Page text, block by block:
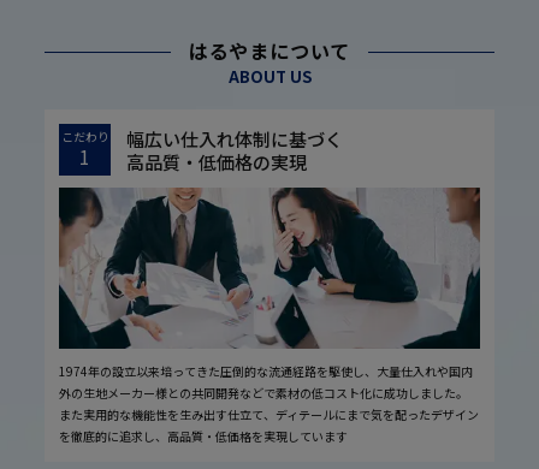
はるやまについて
ABOUT US
こだわり
1
幅広い仕入れ体制に基づく
高品質・低価格の実現
1974年の設立以来培ってきた圧倒的な流通経路を駆使し、大量仕入れや国内
外の生地メーカー様との共同開発などで素材の低コスト化に成功しました。
また実用的な機能性を生み出す仕立て、ディテールにまで気を配ったデザイン
を徹底的に追求し、高品質・低価格を実現しています